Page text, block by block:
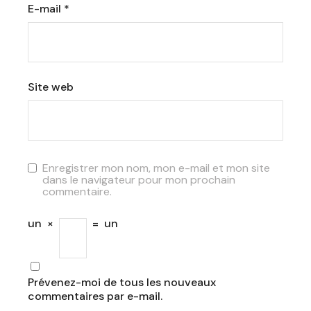
E-mail *
Site web
Enregistrer mon nom, mon e-mail et mon site
dans le navigateur pour mon prochain
commentaire.
un × = un
Prévenez-moi de tous les nouveaux
commentaires par e-mail.